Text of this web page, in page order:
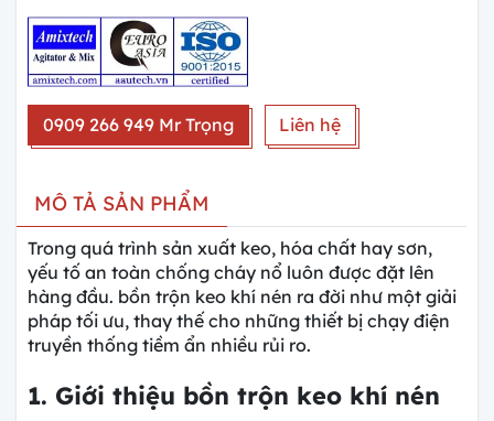
0909 266 949 Mr Trọng Liên hệ
MÔ TẢ SẢN PHẨM
Trong quá trình sản xuất keo, hóa chất hay sơn,
yếu tố an toàn chống cháy nổ luôn được đặt lên
hàng đầu. bồn trộn keo khí nén ra đời như một giải
pháp tối ưu, thay thế cho những thiết bị chạy điện
truyền thống tiềm ẩn nhiều rủi ro.
1. Giới thiệu bồn trộn keo khí nén